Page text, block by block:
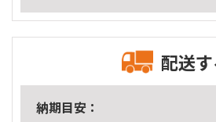
配送
納期目安：